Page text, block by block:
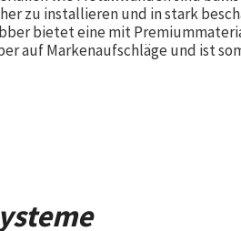
zu installieren und in stark
bietet eine mit
auf Markenaufschläge und ist